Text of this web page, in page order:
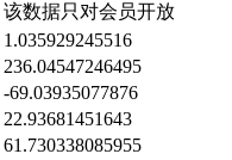
该数据只对会员开放
1.035929245516
236.04547246495
-69.03935077876
22.93681451643
61.730338085955